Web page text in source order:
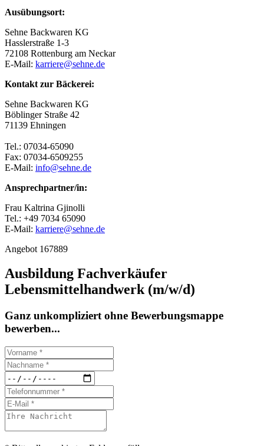
Ausübungsort:
Sehne Backwaren KG
Hasslerstraße 1-3
72108 Rottenburg am Neckar
E-Mail: karriere@sehne.de
Kontakt zur Bäckerei:
Sehne Backwaren KG
Böblinger Straße 42
71139 Ehningen
Tel.: 07034-65090
Fax: 07034-6509255
E-Mail: info@sehne.de
Ansprechpartner/in:
Frau Kaltrina Gjinolli
Tel.: +49 7034 65090
E-Mail: karriere@sehne.de
Angebot 167889
Ausbildung Fachverkäufer
Lebensmittelhandwerk (m/w/d)
Ganz unkompliziert ohne Bewerbungsmappe
bewerben...